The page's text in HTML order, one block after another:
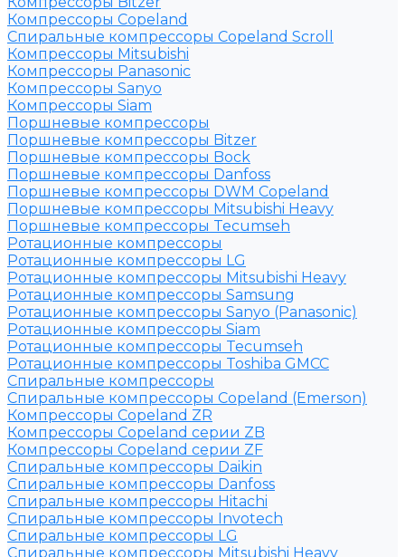
Компрессоры Copeland
Спиральные компрессоры Copeland Scroll
Компрессоры Mitsubishi
Компрессоры Panasonic
Компрессоры Sanyo
Компрессоры Siam
Поршневые компрессоры
Поршневые компрессоры Bitzer
Поршневые компрессоры Bock
Поршневые компрессоры Danfoss
Поршневые компрессоры DWM Copeland
Поршневые компрессоры Mitsubishi Heavy
Поршневые компрессоры Tecumseh
Ротационные компрессоры
Ротационные компрессоры LG
Ротационные компрессоры Mitsubishi Heavy
Ротационные компрессоры Samsung
Ротационные компрессоры Sanyo (Panasonic)
Ротационные компрессоры Siam
Ротационные компрессоры Tecumseh
Ротационные компрессоры Toshiba GMCC
Спиральные компрессоры
Спиральные компрессоры Copeland (Emerson)
Компрессоры Copeland ZR
Компрессоры Copeland серии ZB
Компрессоры Copeland серии ZF
Спиральные компрессоры Daikin
Спиральные компрессоры Danfoss
Спиральные компрессоры Hitachi
Спиральные компрессоры Invotech
Спиральные компрессоры LG
Спиральные компрессоры Mitsubishi Heavy